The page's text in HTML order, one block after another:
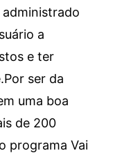
a
e ter
Por ser da
uma boa
de 200
programa Vai